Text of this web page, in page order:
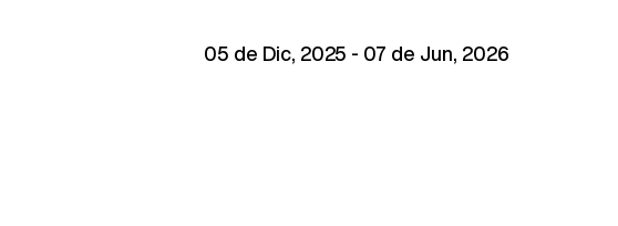
05 de Dic, 2025 - 07 de Jun, 2026